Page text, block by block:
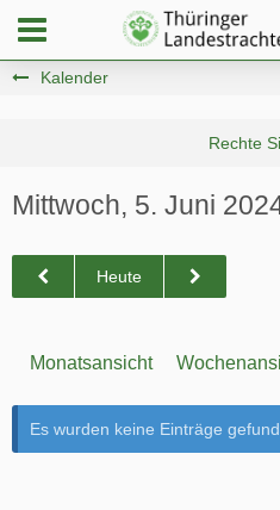
Kalender
Mittwoch, 5. Juni
Heute
Monatsansicht
Es wurden keine Einträge